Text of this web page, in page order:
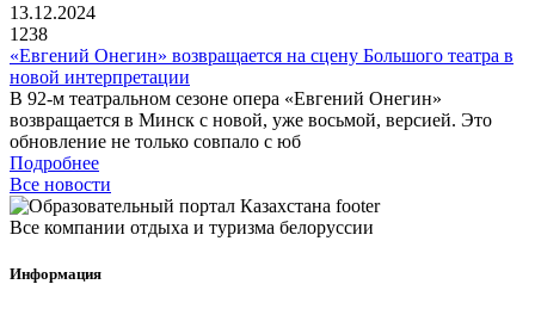
13.12.2024
1238
«Евгений Онегин» возвращается на сцену Большого театра в
новой интерпретации
В 92-м театральном сезоне опера «Евгений Онегин»
возвращается в Минск с новой, уже восьмой, версией. Это
обновление не только совпало с юб
Подробнее
Все новости
Все компании отдыха и туризма белоруссии
Информация